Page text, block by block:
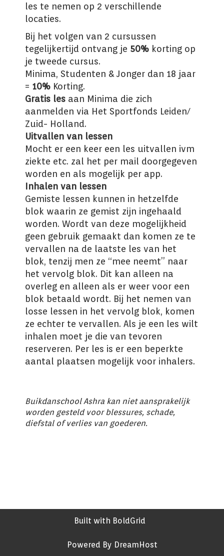
les te nemen op 2 verschillende
locaties.
Bij het volgen van 2 cursussen
tegelijkertijd ontvang je 50% korting op
je tweede cursus.
Minima, Studenten & Jonger dan 18 jaar
= 10% Korting.
Gratis les aan Minima die zich
aanmelden via Het Sportfonds Leiden/
Zuid- Holland.
Uitvallen van lessen
Mocht er een keer een les uitvallen ivm
ziekte etc. zal het per mail doorgegeven
worden en als mogelijk per app.
Inhalen van lessen
Gemiste lessen kunnen in hetzelfde
blok waarin ze gemist zijn ingehaald
worden. Wordt van deze mogelijkheid
geen gebruik gemaakt dan komen ze te
vervallen na de laatste les van het
blok, tenzij men ze “mee neemt” naar
het vervolg blok. Dit kan alleen na
overleg en alleen als er weer voor een
blok betaald wordt. Bij het nemen van
losse lessen in het vervolg blok, komen
ze echter te vervallen. Als je een les wilt
inhalen moet je die van tevoren
reserveren. Per les is er een beperkte
aantal plaatsen mogelijk voor inhalers.
Buikdanschool Ashra kan niet aansprakelijk
worden gesteld voor blessures, schade,
diefstal of verlies van goederen.
Built with BoldGrid
Powered By DreamHost